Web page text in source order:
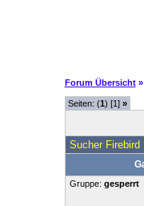
Forum Übersicht »
Seiten: (1) [1] »
Sucher Firebird
Gruppe: gesperrt